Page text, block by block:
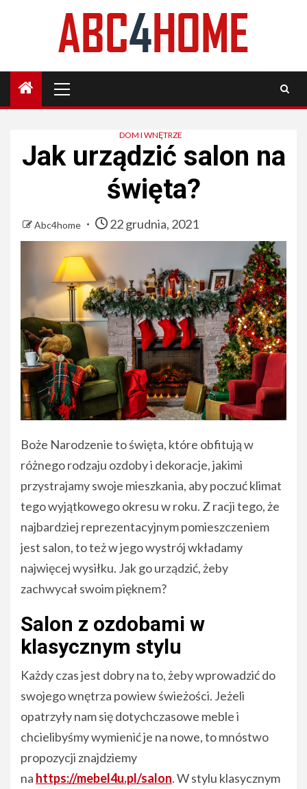
Menu
DOM I WNĘTRZE
Jak urządzić salon na
święta?
Abc4home 22 grudnia, 2021
Boże Narodzenie to święta, które obfitują w
różnego rodzaju ozdoby i dekoracje, jakimi
przystrajamy swoje mieszkania, aby poczuć klimat
tego wyjątkowego okresu w roku. Z racji tego, że
najbardziej reprezentacyjnym pomieszczeniem
jest salon, to też w jego wystrój wkładamy
najwięcej wysiłku. Jak go urządzić, żeby
zachwycał swoim pięknem?
Salon z ozdobami w
klasycznym stylu
Każdy czas jest dobry na to, żeby wprowadzić do
swojego wnętrza powiew świeżości. Jeżeli
opatrzyły nam się dotychczasowe meble i
chcielibyśmy wymienić je na nowe, to mnóstwo
propozycji znajdziemy
na https://mebel4u.pl/salon. W stylu klasycznym